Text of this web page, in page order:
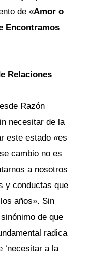
de «Amor o
Encontramos
Relaciones
Razón
necesitar de la
este estado «es
cambio no es
a nosotros
y conductas que
años». Sin
de que
radica
‘necesitar a la